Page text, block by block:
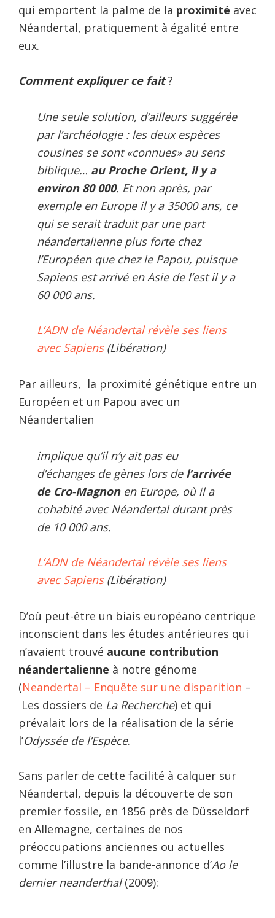
qui emportent la palme de la proximité avec
Néandertal, pratiquement à égalité entre
eux.
Comment expliquer ce fait?
Une seule solution, d’ailleurs suggérée
par l’archéologie : les deux espèces
cousines se sont «connues» au sens
biblique… au Proche Orient, il y a
environ 80 000. Et non après, par
exemple en Europe il y a 35000 ans, ce
qui se serait traduit par une part
néandertalienne plus forte chez
l’Européen que chez le Papou, puisque
Sapiens est arrivé en Asie de l’est il y a
60 000 ans.
L’ADN de Néandertal révèle ses liens
avec Sapiens(Libération)
Par ailleurs, la proximité génétique entre un
Européen et un Papou avec un
Néandertalien
implique qu’il n’y ait pas eu
d’échanges de gènes lors del’arrivée
de Cro-Magnonen Europe, où il a
cohabité avec Néandertal durant près
de 10 000 ans.
L’ADN de Néandertal révèle ses liens
avec Sapiens(Libération)
D’où peut-être un biais européano centrique
inconscient dans les études antérieures qui
n’avaient trouvé aucune contribution
néandertalienne à notre génome
(Neandertal – Enquête sur une disparition –
Les dossiers de La Recherche) et qui
prévalait lors de la réalisation de la série
l’Odyssée de l’Espèce.
Sans parler de cette facilité à calquer sur
Néandertal, depuis la découverte de son
premier fossile, en 1856 près de Düsseldorf
en Allemagne, certaines de nos
préoccupations anciennes ou actuelles
comme l’illustre la bande-annonce d’Ao le
dernier neanderthal(2009):